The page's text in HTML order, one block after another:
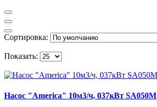
Сортировка:
Показать:
Насос "America" 10м3/ч, 037кВт SA050M